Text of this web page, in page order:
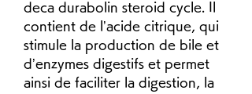
deca durabolin steroid cycle. Il
contient de l’acide citrique, qui
stimule la production de bile et
d’enzymes digestifs et permet
ainsi de faciliter la digestion, la